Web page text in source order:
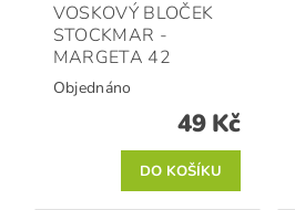
VOSKOVÝ BLOČEK
STOCKMAR -
MARGETA 42
Objednáno
49 Kč